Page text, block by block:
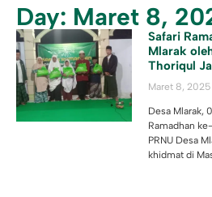
Day: Maret 8,
Safari
Mlarak
Thoriqul
Maret 8, 2025
Desa Mlarak,
Ramadhan
PRNU Desa
khidmat di